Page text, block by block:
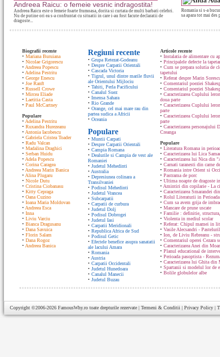
Andreea Raicu: o femeie vesnic indragostita!
Andreea Raicu este o femeie foarte frumoasa, dorita si curtata de multi barbati celebri.
Nu de putine ori ea s-a confruntat cu situatii in care i-au fost facute declaratii de
dragoste...
Romania si s-a
sa apara tot mai des
Biografii recente
• Mariana Buruiana
• Nicolae Grigorescu
• Andreea Popescu
• Adelina Pestritu
• George Enescu
• Joe Ranft
• Russell Crowe
• Mircea Eliade
• Laetitia Casta
• Paul McCartney
Populare
• Adelina Pestritu
• Ruxandra Hurezeanu
• Antonia Iacobescu
• Gabriela Cristea Toader
• Radu Valcan
• Madalina Draghici
• Serban Huidu
• Adela Popescu
• Corina Caragea
• Andreea Marin Banica
• Alina Plugaru
• Nicole Dutu
• Cristina Ciobanasu
• Kitty Cepraga
• Oana Cuzino
• Ioana Maria Moldovan
• Andreea Esca
• Inna
• Liviu Varciu
• Bianca Dragusanu
• Dana Savuica
• Florin Salam
• Dana Rogoz
• Andreea Banica
Regiuni recente
• Grupa Retezat-Godeanu
• Despre Carpatii Orientali
• Cascada Victoria
• Tigrul, unul dintre marile fluvii
ale Orientului Mijlociu
• Tahiti, Perla Pacificului
• Canalul Suez
• Imensa Sahara
• Rio Grande
• Orange, cel mai mare rau din
partea sudica a Africii
• Oceania
Populare
• Muntii Carpati
• Despre Carpatii Orientali
• Campia Romana
• Dealurile si Campia de vest ale
Romaniei
• Judetul Mehedinti
• Australia
• Depresiunea colinara a
Transilvaniei
• Podisul Mehedinti
• Judetul Vrancea
• Subcarpatii
• Carpatii de curbura
• Judetul Dolj
• Podisul Dobrogei
• Judetul Iasi
• Carpatii Meridionali
• Republica Africa de Sud
• Podisul Getic
• Efectele benefice asupra sanatatii
ale lacului Amara
• Romania
• Austria
• Carpatii Occidentali
• Judetul Hunedoara
• Canalul Manecii
• Judetul Buzau
Articole recente
• Instalatia de alimentare cu
• Principalele defecte la
• Cum se prepara solutia de
tapetului
• Referat despre Marin
• Comentariul poeziei
• Comentariul poeziei
• Caracterizarea Cuplului
doua parte
• Caracterizarea Cuplului
parte
• Caracterizarea Cuplului
parte
• Caracterizarea personajului
Creanga
Populare
• Literatura Romana in
• Caracterizarea lui Lica
• Caracterizarea lui Nica din
• Carnati taranesti din carne
• Romania intre Orient si
• Pastrama de porc
• Ultima noapte de dragoste
• Amintiri din copilarie - La
• Caracterizarea Smarandei
• Rolul Literaturii in Perioada
• Cum sa avem grija de
• Mancare de prune uscate
• Familie : definitie,
• Violenta in mediul scolar
• Referat: Chipul mamei in
• Vasile Alecsandri -
• Ion, de Liviu Rebreanu -
• Comentariul operei Cezara
• Caracterizarea Anei din
• Planul educational de
• Perioada pasoptista -
• Caracterizarea lui Ghita din
• Spartanii si modelul lor de
• Bolile globulelor albe
Copyright ©2006-2026 FamousWhy.ro toate drepturile rezervate | Termeni & Conditii | Privacy Policy |